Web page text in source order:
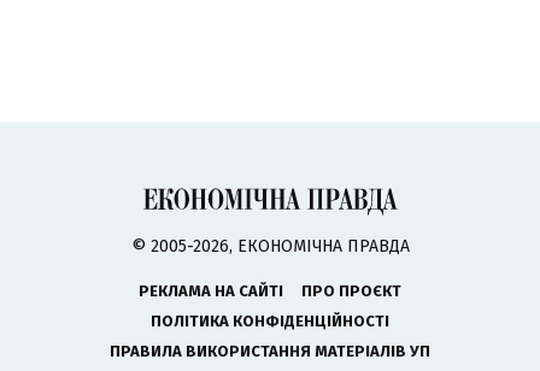
© 2005-2026, ЕКОНОМІЧНА ПРАВДА
РЕКЛАМА НА САЙТІ
ПРО ПРОЄКТ
ПОЛІТИКА КОНФІДЕНЦІЙНОСТІ
ПРАВИЛА ВИКОРИСТАННЯ МАТЕРІАЛІВ УП